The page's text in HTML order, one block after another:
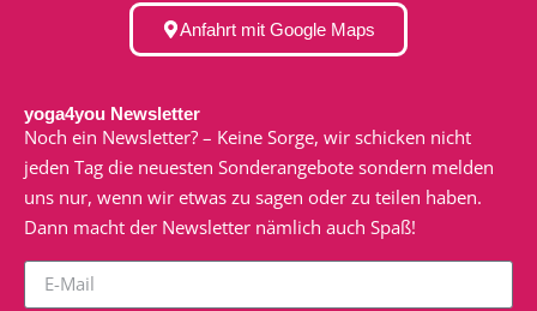
Anfahrt mit Google Maps
yoga4you Newsletter
Noch ein Newsletter? – Keine Sorge, wir schicken nicht
jeden Tag die neuesten Sonderangebote sondern melden
uns nur, wenn wir etwas zu sagen oder zu teilen haben.
Dann macht der Newsletter nämlich auch Spaß!